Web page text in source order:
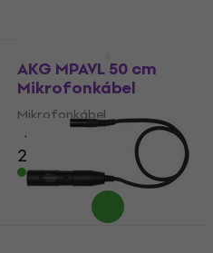
AKG MPAVL 50 cm
Mikrofonkábel
Mikrofonkábel
4
25 990 Ft
Készleten